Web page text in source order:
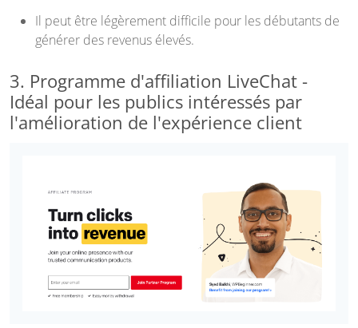
Il peut être légèrement difficile pour les débutants de
générer des revenus élevés.
3. Programme d'affiliation LiveChat -
Idéal pour les publics intéressés par
l'amélioration de l'expérience client